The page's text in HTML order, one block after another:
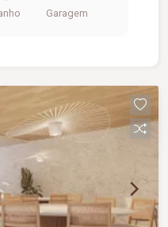
ambientes mobiliada
de casal. Possui
e espelho,
e espelho, cozinha
com
de lavar, piso
e aproximadamente
Garagem